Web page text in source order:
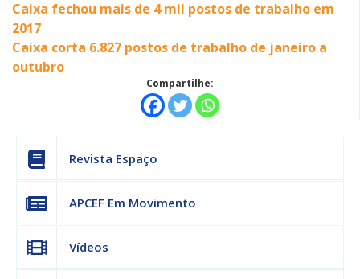
Caixa fechou mais de 4 mil postos de trabalho em
2017
Caixa corta 6.827 postos de trabalho de janeiro a
outubro
Compartilhe:
Revista Espaço
APCEF Em Movimento
Vídeos